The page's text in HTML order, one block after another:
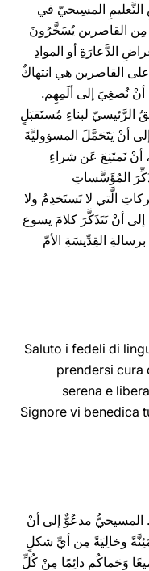
التَّعليمِ المسِيحيّ في
مِن القاصرين يُسَخَّرُونَ
الدَّعارَةِ أو الموادِ
على القاصرين هي انتهاكٌ
أنْ نُصغِيَ إلى ألَمِهِم.
الرَّئيسيّ لبناءِ مُستَقبَلٍ
أنْ يَتَحَمَّلَ المسؤوليَّةَ
أنْ نَمتَنِعَ عَن شراءِ
المُؤَسَّساتِ
الَّتي لا تَستَخدِمُ ولا
أنْ نَتَذَكَّرَ كلامَ يسوع
القِدِّيسَةِ الأمّ
Saluto i fedeli di
prendersi cura
serena e
Signore vi benedica
المسيحيُّ مدعُوٌّ إلى أنْ
وخالِيَةً مِن أيِّ شكلٍ
وَحَماكُم دائِمًا مِنْ كُلِّ